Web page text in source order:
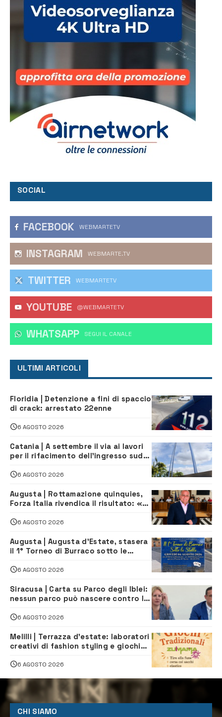
SOCIAL
FACEBOOK WEBMARTETV
INSTAGRAM WEBMARTE.TV
TWITTER WEBMARTETV
YOUTUBE @WEBMARTETV
WHATSAPP ‎SEGUI IL CANALE
ULTIMI ARTICOLI
Floridia | Detenzione a fini di spaccio
di crack: arrestato 22enne
6 AGOSTO 2026
Catania | A settembre il via ai lavori
per il rifacimento dell’ingresso sud
6 AGOSTO 2026
Augusta | Rottamazione quinquies,
Forza Italia rivendica il risultato: «La
6 AGOSTO 2026
Augusta | Augusta d’Estate, stasera
il 1° Torneo di Burraco sotto le
6 AGOSTO 2026
Siracusa | Carta su Parco degli Iblei:
nessun parco può nascere contro le
6 AGOSTO 2026
Melilli | Terrazza d’estate: laboratori
creativi di fashion styling e giochi
iscriversi
6 AGOSTO 2026
CHI SIAMO